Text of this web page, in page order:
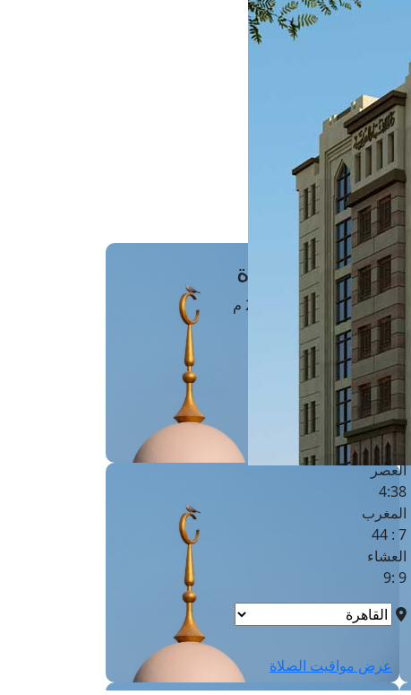
استعلام عن فتوى
حجز موعد
الفتوى الهاتفية
مَواقِيتُ الصَّـــلاة
القاهرة · 07 أغسطس 2026 م
الفجر
4 :41
الشروق
6 :17
الظهر
العصر
4:38
المغرب
7 : 44
العشاء
9 :9
عرض مواقيت الصلاة